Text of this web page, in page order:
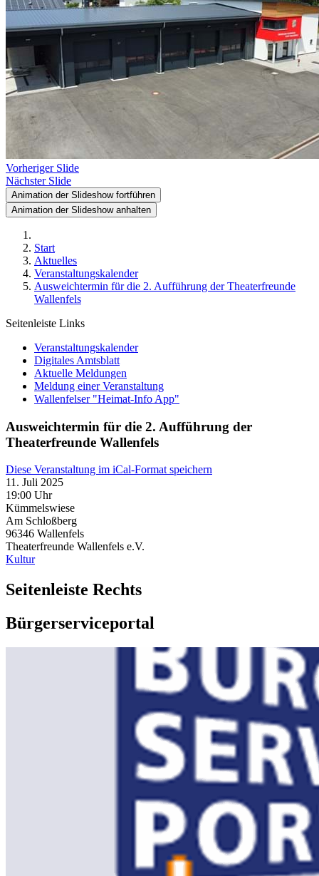
Vorheriger Slide
Nächster Slide
Animation der Slideshow fortführen
Animation der Slideshow anhalten
Start
Aktuelles
Veranstaltungskalender
Ausweichtermin für die 2. Aufführung der Theaterfreunde
Wallenfels
Seitenleiste Links
Veranstaltungskalender
Digitales Amtsblatt
Aktuelle Meldungen
Meldung einer Veranstaltung
Wallenfelser "Heimat-Info App"
Ausweichtermin für die 2. Aufführung der
Theaterfreunde Wallenfels
Diese Veranstaltung im iCal-Format speichern
11. Juli 2025
19:00 Uhr
Kümmelswiese
Am Schloßberg
96346 Wallenfels
Theaterfreunde Wallenfels e.V.
Kultur
Seitenleiste Rechts
Bürgerserviceportal